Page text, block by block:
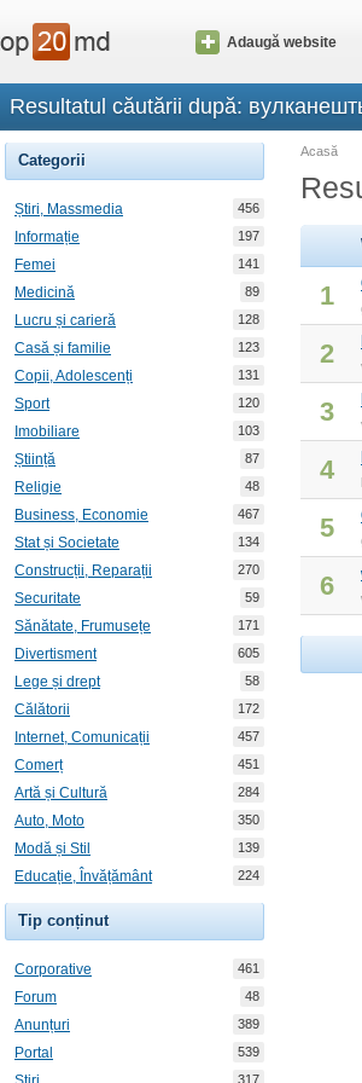
Adaugă website
Resultatul căutării după:
Categorii
Știri, Massmedia 456
Informație 197
Femei 141
Medicină 89
Lucru și carieră 128
Casă și familie 123
Copii, Adolescenți 131
Sport 120
Imobiliare 103
Știință 87
Religie 48
Business, Economie 467
Stat și Societate 134
Construcții, Reparații 270
Securitate 59
Sănătate, Frumusețe 171
Divertisment 605
Lege și drept 58
Călătorii 172
Internet, Comunicații 457
Comerț 451
Artă și Cultură 284
Auto, Moto 350
Modă și Stil 139
Educație, Învățământ 224
Tip conținut
Corporative 461
Forum 48
Anunțuri 389
Portal 539
317
Acasă
1
2
3
4
5
6